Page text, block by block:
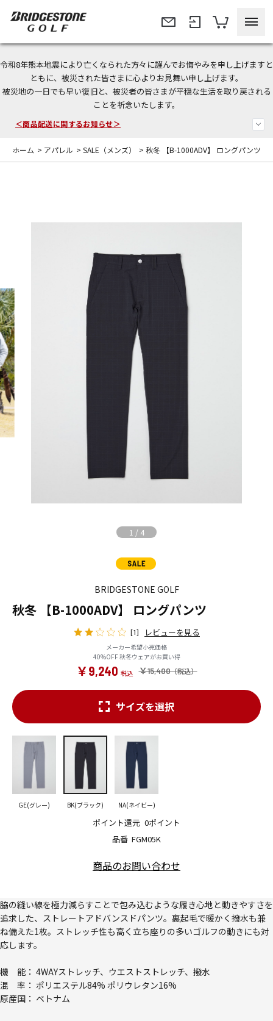
令和8年熊本地震により亡くなられた方々に謹んでお悔やみを申し上げますと
ともに、被災された皆さまに心よりお見舞い申し上げます。
被災地の一日でも早い復旧と、被災者の皆さまが平穏な生活を取り戻される
ことを祈念いたします。
今なら新規会員登録で1,000円OFFクーポンプレゼント！
＜商品配送に関するお知らせ＞
＜夏季休暇中のご注文・発送・お問い合わせ＞
ホーム > アパレル > SALE（メンズ） > 秋冬 【B-1000ADV】 ロングパンツ
1 / 4
BRIDGESTONE GOLF
秋冬 【B-1000ADV】 ロングパンツ
[1] レビューを見る
メーカー希望小売価格
40%OFF 秋冬ウェアがお買い得
￥15,400
￥9,240
品番 FGM05K
ポイント還元 0ポイント
サイズを選択
GE(グレー) BK(ブラック) NA(ネイビー)
商品のお問い合わせ
脇の縫い線を極力減らすことで包み込むような履き心地と動きやすさを
追求した、ストレートアドバンスドパンツ。裏起毛で暖かく撥水も兼
ね備えた1枚。ストレッチ性も高く立ち座りの多いゴルフの動きにも対
応します。
機 能： 4WAYストレッチ、ウエストストレッチ、撥水
混 率： ポリエステル84% ポリウレタン16%
原産国： ベトナム